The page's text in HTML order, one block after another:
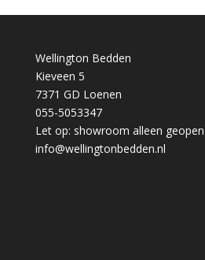
Wellington Bedden
Kieveen 5
7371 GD Loenen
055-5053347
Let op: showroom alleen
info@wellingtonbedden.nl